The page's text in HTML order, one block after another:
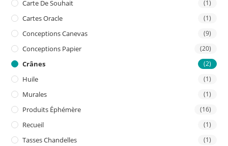
Carte De Souhait (1)
Cartes Oracle (1)
Conceptions Canevas (9)
Conceptions Papier (20)
Crânes (2)
Huile (1)
Murales (1)
Produits Éphémère (16)
Recueil (1)
Tasses Chandelles (1)